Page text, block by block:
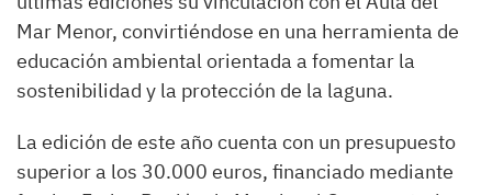
Mar Menor, convirtiéndose en una herramienta de
educación ambiental orientada a fomentar la
sostenibilidad y la protección de la laguna.
La edición de este año cuenta con un presupuesto
superior a los 30.000 euros, financiado mediante